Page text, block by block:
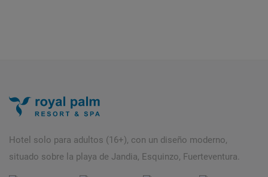
Hotel solo para adultos (16+), con un diseño moderno,
situado sobre la playa de Jandia, Esquinzo, Fuerteventura.